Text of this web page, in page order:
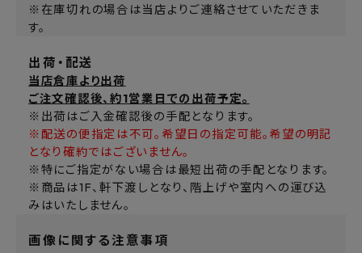
※在庫切れの場合は当店よりご連絡させていただきま
す。
出荷・配送
当店倉庫より出荷
ご注文確認後、約1営業日での出荷予定。
※出荷はご入金確認後の手配となります。
※配送の便指定は不可。希望日の指定可能。希望の明記
となり確約ではございません。
※特にご指定がない場合は最短出荷の手配となります。
※商品は1F、軒下渡しとなり、階上げや室内への運び込
みはいたしません。
画像に関する注意事項